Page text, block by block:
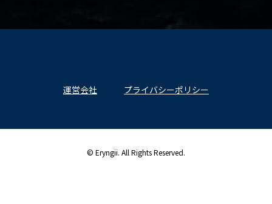
運営会社 プライバシーポリシー
© Eryngii. All Rights Reserved.